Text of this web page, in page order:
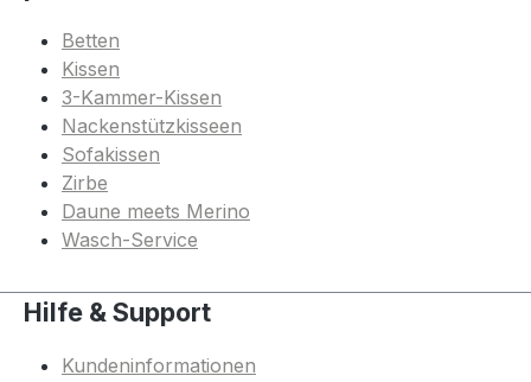
Betten
Kissen
3-Kammer-Kissen
Nackenstützkisseen
Sofakissen
Zirbe
Daune meets Merino
Wasch-Service
Hilfe & Support
Kundeninformationen